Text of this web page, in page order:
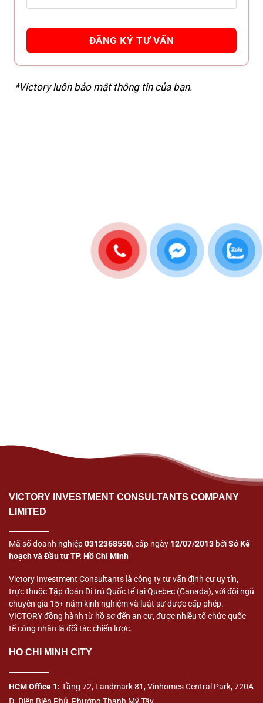
*Victory luôn bảo mật thông tin của bạn.
VICTORY INVESTMENT CONSULTANTS COMPANY
LIMITED
Mã số doanh nghiệp0312368550, cấp ngày 12/07/2013 bởiSở Kế
hoạch và Đầu tư TP. Hồ Chí Minh
Victory Investment Consultants là công ty tư vấn định cư uy tín,
trực thuộc Tập đoàn Di trú Quốc tế tại Quebec (Canada), với đội ngũ
chuyên gia 15+ năm kinh nghiệm và luật sư được cấp phép.
VICTORY đồng hành từ hồ sơ đến an cư, được nhiều tổ chức quốc
tế công nhận là đối tác chiến lược.
HO CHI MINH CITY
HCM Office 1: Tầng 72, Landmark 81, Vinhomes Central Park, 720A
Đ. Điện Biên Phủ, Phường Thạnh Mỹ Tây